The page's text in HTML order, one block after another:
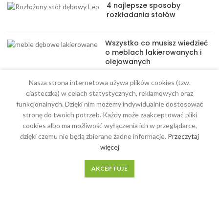
4 najlepsze sposoby
rozkładania stołów
Wszystko co musisz wiedzieć
o meblach lakierowanych i
olejowanych
MENU
Nasza strona internetowa używa plików cookies (tzw.
ciasteczka) w celach statystycznych, reklamowych oraz
funkcjonalnych. Dzięki nim możemy indywidualnie dostosować
stronę do twoich potrzeb. Każdy może zaakceptować pliki
cookies albo ma możliwość wyłączenia ich w przeglądarce,
dzięki czemu nie będą zbierane żadne informacje. Przeczytaj
więcej
AKCEPTUJE